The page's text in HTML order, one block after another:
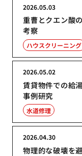
重曹とクエン酸
考察
2026.05.03
ハウスクリーニング
賃貸物件での給
事例研究
2026.05.02
水道修理
物理的な破壊を
2026.04.30